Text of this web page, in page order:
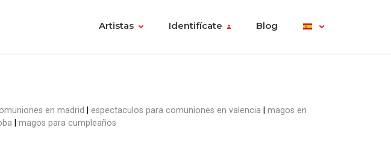
Artistas Identifícate Blog
en madrid espectaculos para comuniones en valencia
magos en
magos para cumpleaños